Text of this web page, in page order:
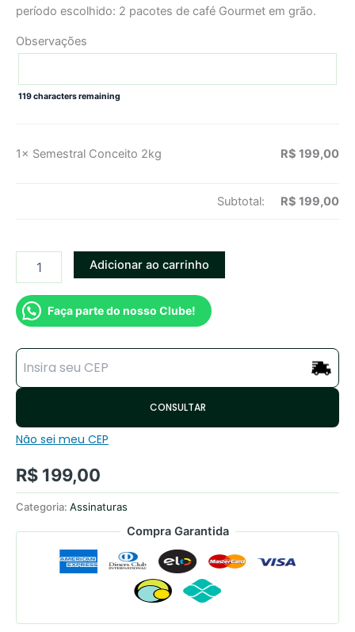
período escolhido: 2 pacotes de café Gourmet em grão.
Observações
119characters remaining
1× Semestral Conceito 2kg R$ 199,00
Subtotal: R$ 199,00
Adicionar ao carrinho
Faça parte do nosso Clube!
CONSULTAR
Não sei meu CEP
R$ 199,00
Categoria: Assinaturas
Compra Garantida